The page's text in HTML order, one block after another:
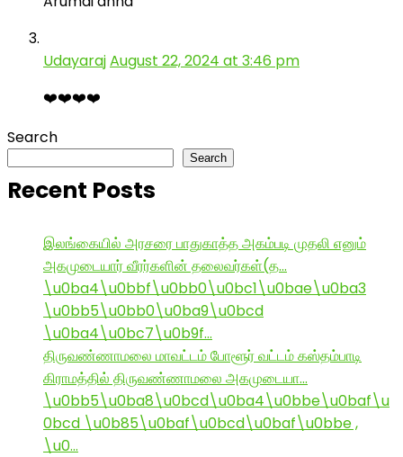
UdayarajAugust 22, 2024 at 3:46 pm
❤️❤️❤️❤️
Search
Search
Recent Posts
இலங்கையில் அரசரை பாதுகாத்த அகம்படி முதலி எனும்
அகமுடையார் வீரர்களின் தலைவர்கள்(த…
\u0ba4\u0bbf\u0bb0\u0bc1\u0bae\u0ba3
\u0bb5\u0bb0\u0ba9\u0bcd
\u0ba4\u0bc7\u0b9f…
திருவண்ணாமலை மாவட்டம் போளூர் வட்டம் கஸ்தம்பாடி
கிராமத்தில் திருவண்ணாமலை அகமுடையா…
\u0bb5\u0ba8\u0bcd\u0ba4\u0bbe\u0baf\u
0bcd \u0b85\u0baf\u0bcd\u0baf\u0bbe ,
\u0…